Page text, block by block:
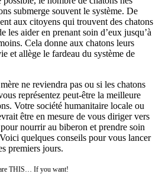
submerge souvent le système. De
aux citoyens qui trouvent des chatons
les aider en prenant soin d’eux jusqu’à
Cela donne aux chatons leurs
et allège le fardeau du système de
ne reviendra pas ou si les chatons
représentez peut-être la meilleure
Votre société humanitaire locale ou
être en mesure de vous diriger vers
nourrir au biberon et prendre soin
quelques conseils pour vous lancer
premiers jours.
THIS… If you want!